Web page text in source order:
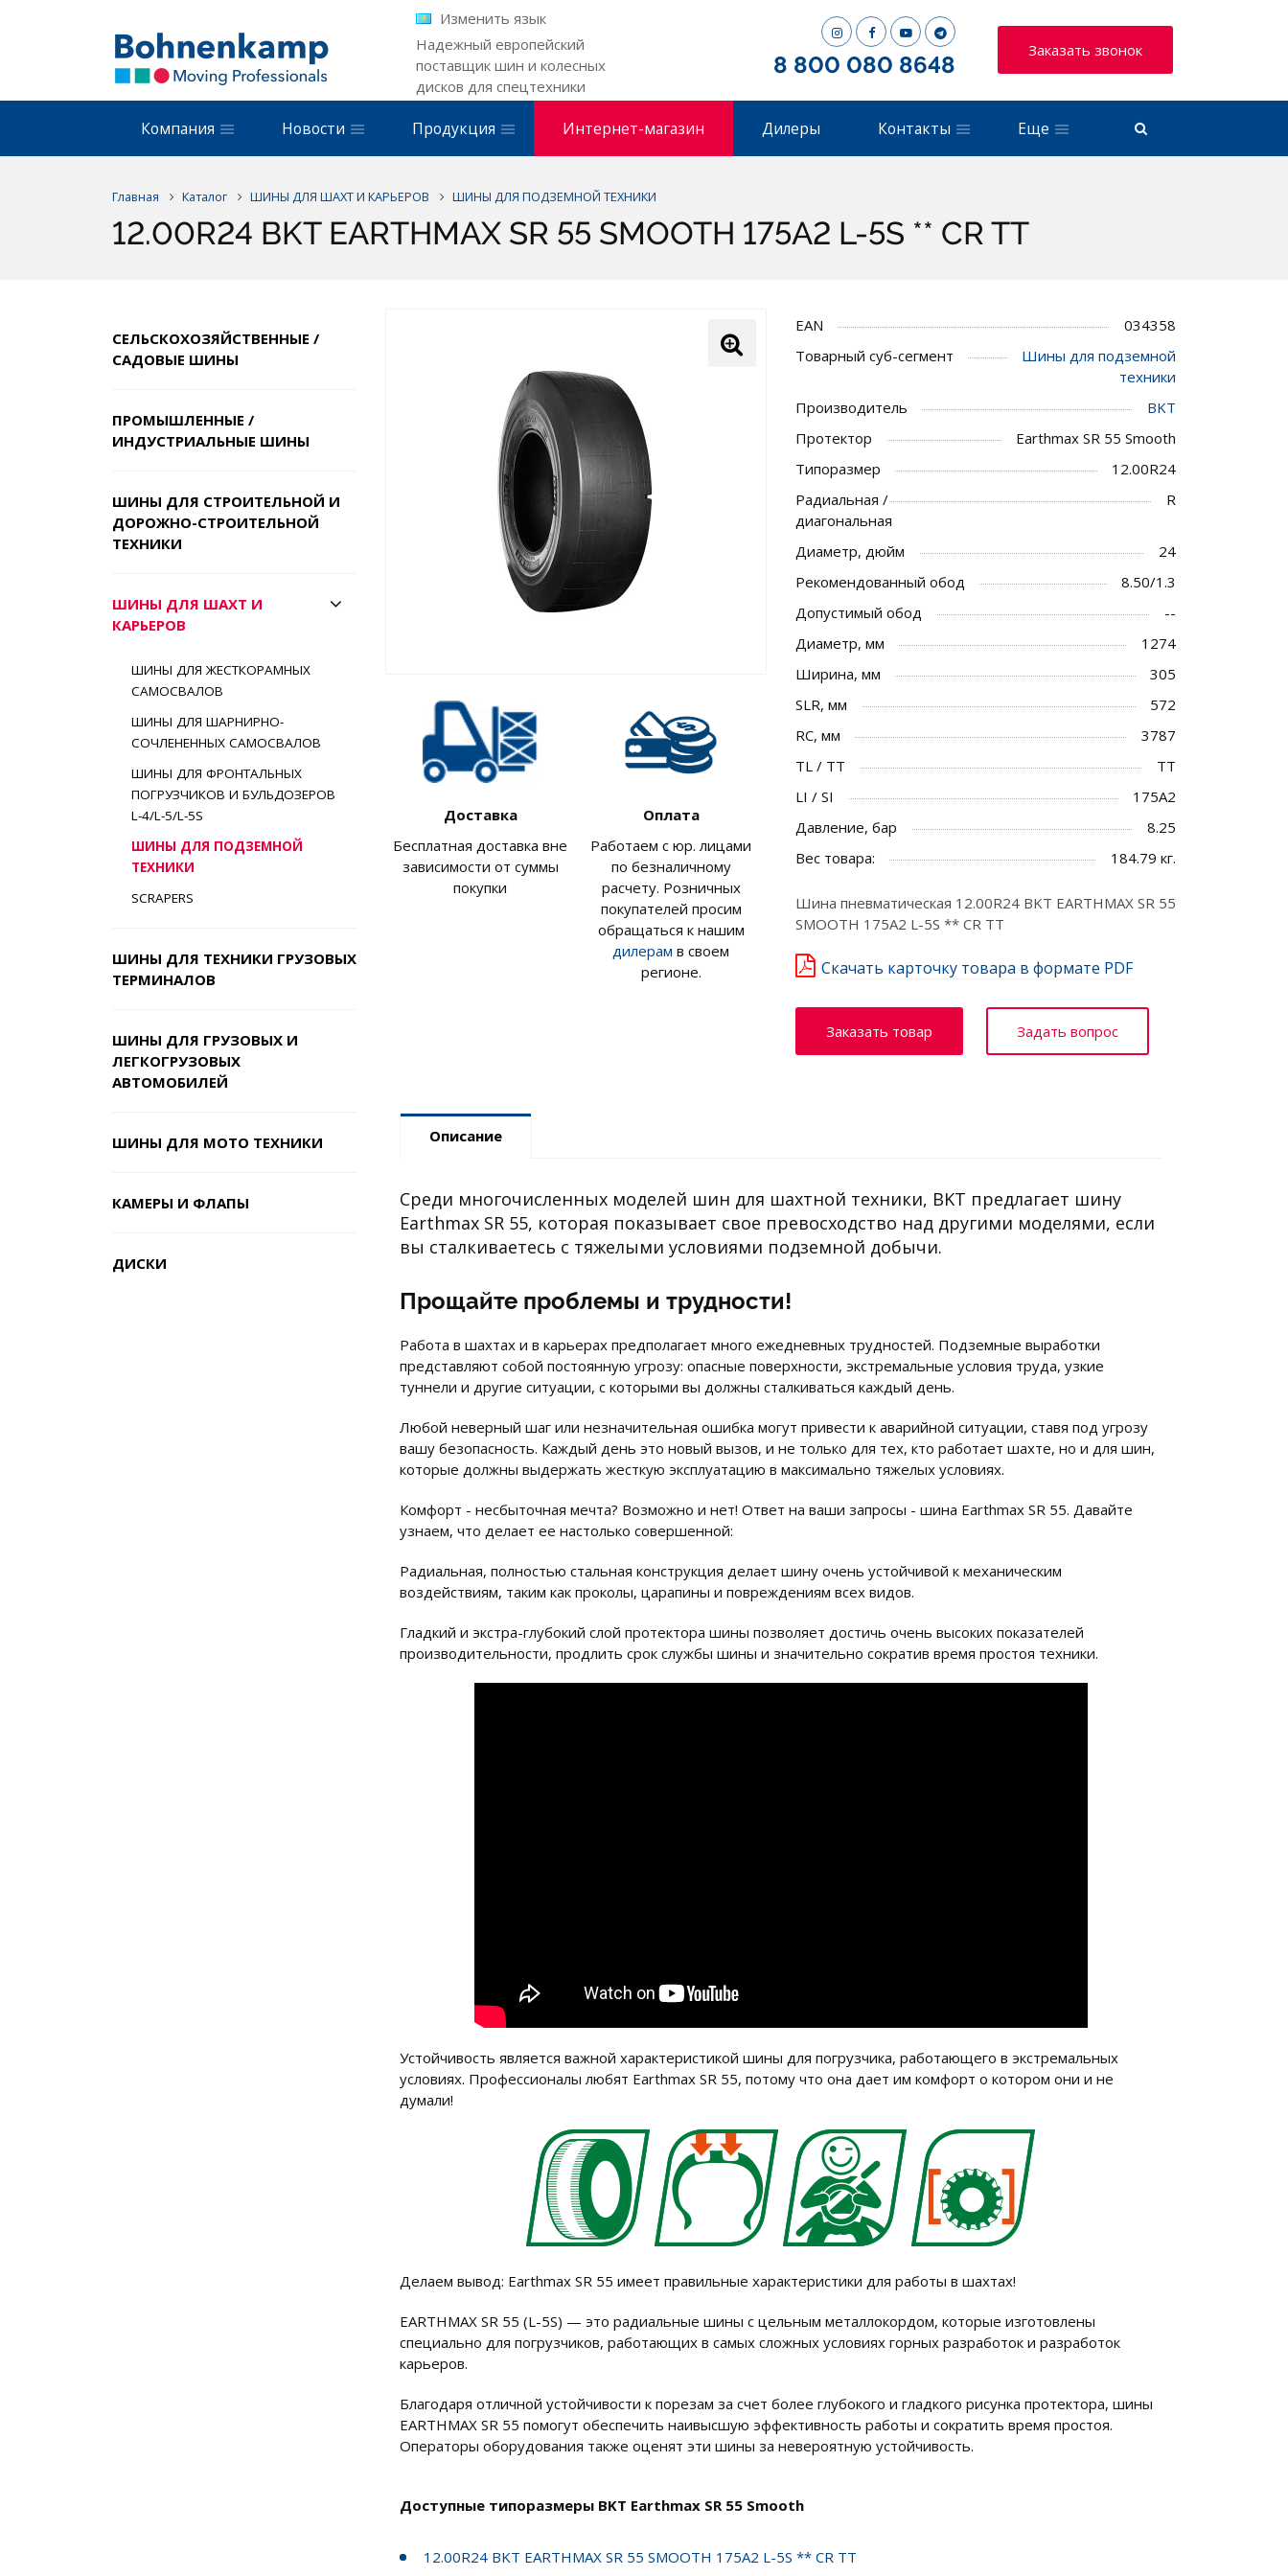
Изменить язык
Надежный европейский
поставщик шин и колесных
дисков для спецтехники
8 800 080 8648
Заказать звонок
Компания Новости Продукция Интернет-магазин Дилеры Контакты Еще
Главная Каталог ШИНЫ ДЛЯ ШАХТ И КАРЬЕРОВ ШИНЫ ДЛЯ ПОДЗЕМНОЙ ТЕХНИКИ
12.00R24 BKT EARTHMAX SR 55 SMOOTH 175A2 L-5S ** CR TT
СЕЛЬСКОХОЗЯЙСТВЕННЫЕ /
САДОВЫЕ ШИНЫ
ПРОМЫШЛЕННЫЕ /
ИНДУСТРИАЛЬНЫЕ ШИНЫ
ШИНЫ ДЛЯ СТРОИТЕЛЬНОЙ И
ДОРОЖНО-СТРОИТЕЛЬНОЙ
ТЕХНИКИ
ШИНЫ ДЛЯ ШАХТ И
КАРЬЕРОВ
ШИНЫ ДЛЯ ЖЕСТКОРАМНЫХ
САМОСВАЛОВ
ШИНЫ ДЛЯ ШАРНИРНО-
СОЧЛЕНЕННЫХ САМОСВАЛОВ
ШИНЫ ДЛЯ ФРОНТАЛЬНЫХ
ПОГРУЗЧИКОВ И БУЛЬДОЗЕРОВ
L-4/L-5/L-5S
ШИНЫ ДЛЯ ПОДЗЕМНОЙ
ТЕХНИКИ
SCRAPERS
ШИНЫ ДЛЯ ТЕХНИКИ ГРУЗОВЫХ
ТЕРМИНАЛОВ
ШИНЫ ДЛЯ ГРУЗОВЫХ И
ЛЕГКОГРУЗОВЫХ
АВТОМОБИЛЕЙ
ШИНЫ ДЛЯ МОТО ТЕХНИКИ
КАМЕРЫ И ФЛАПЫ
ДИСКИ
Доставка
Бесплатная доставка вне
зависимости от суммы
покупки
Оплата
Работаем с юр. лицами
по безналичному
расчету. Розничных
покупателей просим
обращаться к нашим
дилерам в своем
регионе.
EAN
034358
Товарный суб-сегмент
Шины для подземной
техники
Производитель
BKT
Протектор
Earthmax SR 55 Smooth
Типоразмер
12.00R24
Радиальная /
диагональная
R
Диаметр, дюйм
24
Рекомендованный обод
8.50/1.3
Допустимый обод
--
Диаметр, мм
1274
Ширина, мм
305
SLR, мм
572
RC, мм
3787
TL / TT
TT
LI / SI
175A2
Давление, бар
8.25
Вес товара:
184.79 кг.
Шина пневматическая 12.00R24 BKT EARTHMAX SR 55
SMOOTH 175A2 L-5S ** CR TT
Скачать карточку товара в формате PDF
Заказать товар Задать вопрос
Описание
Среди многочисленных моделей шин для шахтной техники, BKT предлагает шину
Earthmax SR 55, которая показывает свое превосходство над другими моделями, если
вы сталкиваетесь с тяжелыми условиями подземной добычи.
Прощайте проблемы и трудности!
Работа в шахтах и в карьерах предполагает много ежедневных трудностей. Подземные выработки
представляют собой постоянную угрозу: опасные поверхности, экстремальные условия труда, узкие
туннели и другие ситуации, с которыми вы должны сталкиваться каждый день.
Любой неверный шаг или незначительная ошибка могут привести к аварийной ситуации, ставя под угрозу
вашу безопасность. Каждый день это новый вызов, и не только для тех, кто работает шахте, но и для шин,
которые должны выдержать жесткую эксплуатацию в максимально тяжелых условиях.
Комфорт - несбыточная мечта? Возможно и нет! Ответ на ваши запросы - шина Earthmax SR 55. Давайте
узнаем, что делает ее настолько совершенной:
Радиальная, полностью стальная конструкция делает шину очень устойчивой к механическим
воздействиям, таким как проколы, царапины и повреждениям всех видов.
Гладкий и экстра-глубокий слой протектора шины позволяет достичь очень высоких показателей
производительности, продлить срок службы шины и значительно сократив время простоя техники.
Устойчивость является важной характеристикой шины для погрузчика, работающего в экстремальных
условиях. Профессионалы любят Earthmax SR 55, потому что она дает им комфорт о котором они и не
думали!
Делаем вывод: Earthmax SR 55 имеет правильные характеристики для работы в шахтах!
EARTHMAX SR 55 (L-5S) — это радиальные шины с цельным металлокордом, которые изготовлены
специально для погрузчиков, работающих в самых сложных условиях горных разработок и разработок
карьеров.
Благодаря отличной устойчивости к порезам за счет более глубокого и гладкого рисунка протектора, шины
EARTHMAX SR 55 помогут обеспечить наивысшую эффективность работы и сократить время простоя.
Операторы оборудования также оценят эти шины за невероятную устойчивость.
Доступные типоразмеры BKT Earthmax SR 55 Smooth
12.00R24 BKT EARTHMAX SR 55 SMOOTH 175A2 L-5S ** CR TT